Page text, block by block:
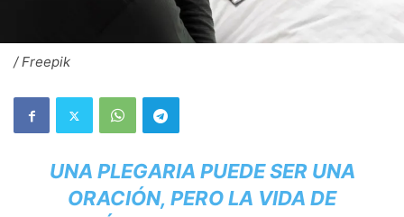
/ Freepik
UNA PLEGARIA PUEDE SER UNA
ORACIÓN, PERO LA VIDA DE